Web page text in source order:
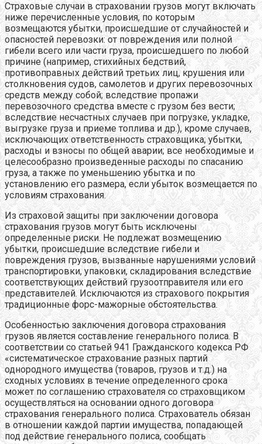
Страховые случаи в страховании грузов могут включать
ниже перечисленные условия, по которым
возмещаются убытки, происшедшие от случайностей и
опасностей перевозки: от повреждения или полной
гибели всего или части груза, происшедшего по любой
причине (например, стихийных бедствий,
противоправных действий третьих лиц, крушения или
столкновения судов, самолетов и других перевозочных
средств между собой; вследствие пропажи
перевозочного средства вместе с грузом без вести;
вследствие несчастных случаев при погрузке, укладке,
выгрузке груза и приеме топлива и др.), кроме случаев,
исключающих ответственность страховщика; убытки,
расходы и взносы по общей аварии; все необходимые и
целесообразно произведенные расходы по спасанию
груза, а также по уменьшению убытка и по
установлению его размера, если убыток возмещается по
условиям страхования.
Из страховой защиты при заключении договора
страхования грузов могут быть исключены
определенные риски. Не подлежат возмещению
убытки, происшедшие вследствие гибели и
повреждения грузов, вызванные нарушениями условий
транспортировки, упаковки, складирования вследствие
соответствующих действий грузоотправителя или его
представителей. Исключаются из страхового покрытия
традиционные форс-мажорные обстоятельства.
Особенностью заключения договора страхования
грузов является составление генерального полиса. В
соответствии со статьей 941 Гражданского кодекса РФ
«систематическое страхование разных партий
однородного имущества (товаров, грузов и т.д.) на
сходных условиях в течение определенного срока
может по соглашению страхователя со страховщиком
осуществляться на основании одного договора
страхования генерального полиса. Страхователь обязан
в отношении каждой партии имущества, попадающей
под действие генерального полиса, сообщать